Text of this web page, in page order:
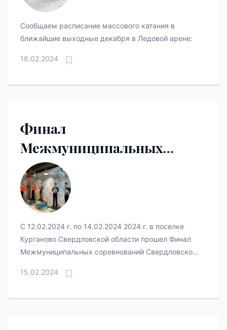
Сообщаем расписание массового катания в
ближайшие выходные декабря в Ледовой арене:
16.02.2024
Финал
Межмуниципальных
соревнований
Свердловской области по
фигурному катанию
С 12.02.2024 г. по 14.02.2024 2024 г. в поселке
Курганово Свердловской области прошел Финал
Межмуниципальных соревнований Свердловской
катанию на коньках.
15.02.2024